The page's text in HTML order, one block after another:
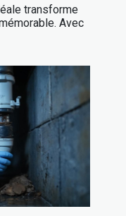
transforme
Avec